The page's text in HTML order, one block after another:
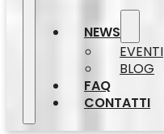
NEWS
EVENTI
BLOG
FAQ
CONTATTI